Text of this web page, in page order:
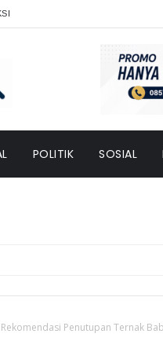
POLITIK SOSIAL
Penutupan Ternak